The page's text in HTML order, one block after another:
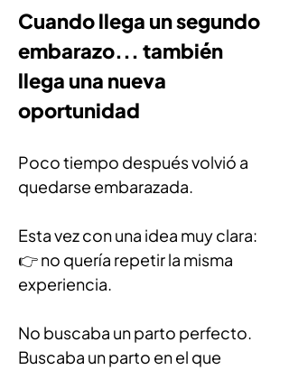
Cuando llega un segundo
embarazo... también
llega una nueva
oportunidad
Poco tiempo después volvió a
quedarse embarazada.
Esta vez con una idea muy clara:
👉 no quería repetir la misma
experiencia.
No buscaba un parto perfecto.
Buscaba un parto en el que